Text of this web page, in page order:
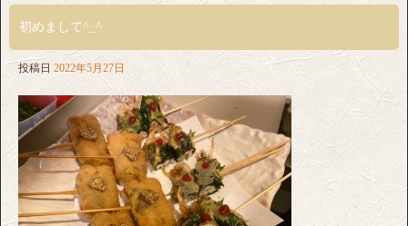
初めまして^_^
投稿日 2022年5月27日